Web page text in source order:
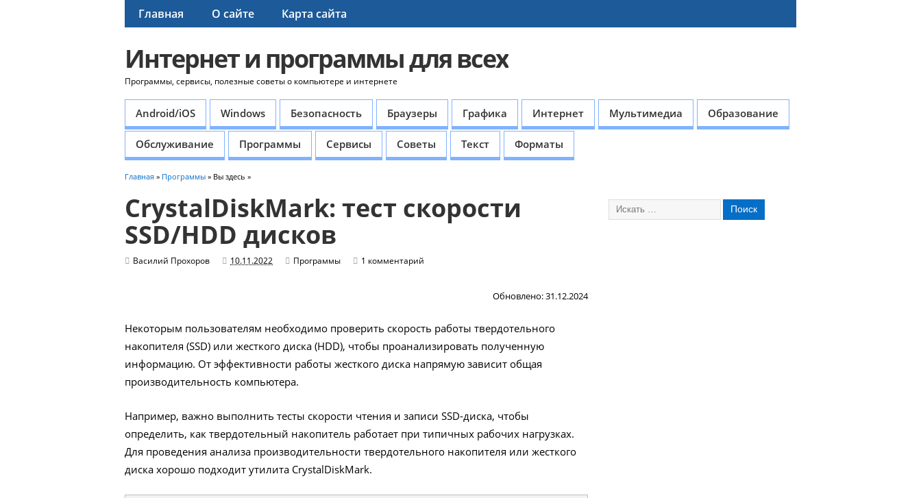
Главная О сайте Карта сайта
Интернет и программы для всех
Программы, сервисы, полезные советы о компьютере и интернете
Android/iOS Windows Безопасность Браузеры Графика Интернет Мультимедиа Образование
Обслуживание Программы Сервисы Советы Текст Форматы
Главная » Программы » Вы здесь »
CrystalDiskMark: тест скорости
SSD/HDD дисков
Василий Прохоров 10.11.2022 Программы 1 комментарий
Обновлено: 31.12.2024
Некоторым пользователям необходимо проверить скорость работы твердотельного
накопителя (SSD) или жесткого диска (HDD), чтобы проанализировать полученную
информацию. От эффективности работы жесткого диска напрямую зависит общая
производительность компьютера.
Например, важно выполнить тесты скорости чтения и записи SSD-диска, чтобы
определить, как твердотельный накопитель работает при типичных рабочих нагрузках.
Для проведения анализа производительности твердотельного накопителя или жесткого
диска хорошо подходит утилита CrystalDiskMark.